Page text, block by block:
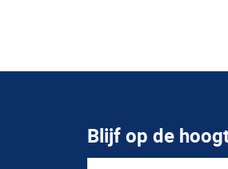
Blijf op de